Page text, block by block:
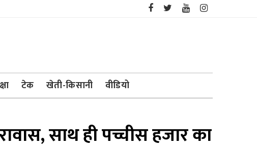
टेक खेती-किसानी वीडियो
साथ ही पच्चीस हजार का